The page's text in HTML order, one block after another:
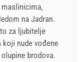
maslinicima,
na Jadran.
za ljubitelje
nude vođene
brodova.